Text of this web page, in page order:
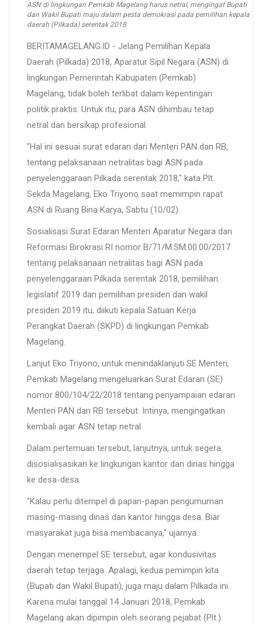
ASN di lingkungan Pemkab Magelang harus netral, mengingat Bupati
dan Wakil Bupati maju dalam pesta demokrasi pada pemilihan kepala
daerah (Pilkada) serentak 2018
BERITAMAGELANG.ID - Jelang Pemilihan Kepala
Daerah (Pilkada) 2018, Aparatur Sipil Negara (ASN) di
lingkungan Pemerintah Kabupaten (Pemkab)
Magelang, tidak boleh terlibat dalam kepentingan
politik praktis. Untuk itu, para ASN dihimbau tetap
netral dan bersikap profesional.
"Hal ini sesuai surat edaran dari Menteri PAN dan RB,
tentang pelaksanaan netralitas bagi ASN pada
penyelenggaraan Pilkada serentak 2018," kata Plt.
Sekda Magelang, Eko Triyono saat memimpin rapat
ASN di Ruang Bina Karya, Sabtu (10/02).
Sosialisasi Surat Edaran Menteri Aparatur Negara dan
Reformasi Birokrasi RI nomor B/71/M.SM.00.00/2017
tentang pelaksanaan netralitas bagi ASN pada
penyelenggaraan Pilkada serentak 2018, pemilihan
legislatif 2019 dan pemilihan presiden dan wakil
presiden 2019 itu, diikuti kepala Satuan Kerja
Perangkat Daerah (SKPD) di lingkungan Pemkab
Magelang.
Lanjut Eko Triyono, untuk menindaklanjuti SE Menteri,
Pemkab Magelang mengeluarkan Surat Edaran (SE)
nomor 800/104/22/2018 tentang penyampaian edaran
Menteri PAN dan RB tersebut. Intinya, mengingatkan
kembali agar ASN tetap netral.
Dalam pertemuan tersebut, lanjutnya, untuk segera
disosialisasikan ke lingkungan kantor dan dinas hingga
ke desa-desa.
"Kalau perlu ditempel di papan-papan pengumuman
masing-masing dinas dan kantor hingga desa. Biar
masyarakat juga bisa membacanya," ujarnya.
Dengan menempel SE tersebut, agar kondusivitas
daerah tetap terjaga. Apalagi, kedua pemimpin kita
(Bupati dan Wakil Bupati), juga maju dalam Pilkada ini.
Karena mulai tanggal 14 Januari 2018, Pemkab
Magelang akan dipimpin oleh seorang pejabat (Plt.)